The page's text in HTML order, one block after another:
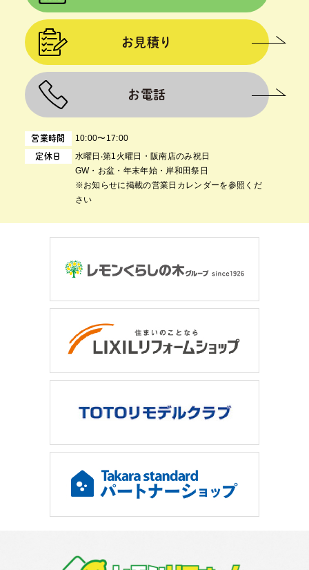
営業時間 10:00〜17:00
定休日
⽔曜⽇‧第1⽕曜⽇・阪南店のみ祝日
GW・お盆・年末年始・岸和田祭日
※お知らせに掲載の営業日カレンダーを参照くだ
さい
お見積り
お電話